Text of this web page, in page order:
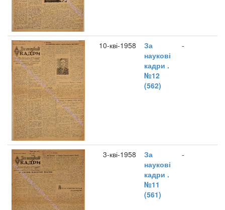
10-кві-1958
За
наукові
кадри .
№12
(562)
-
3-кві-1958
За
наукові
кадри .
№11
(561)
-